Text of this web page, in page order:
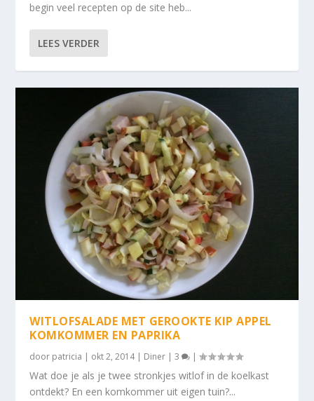
begin veel recepten op de site heb...
LEES VERDER
WITLOFSALADE MET GEROOKTE KIP APPEL
KOMKOMMER EN PAPRIKA
door patricia | okt 2, 2014| Diner |3 |
Wat doe je als je twee stronkjes witlof in de koelkast
ontdekt? En een komkommer uit eigen tuin?...